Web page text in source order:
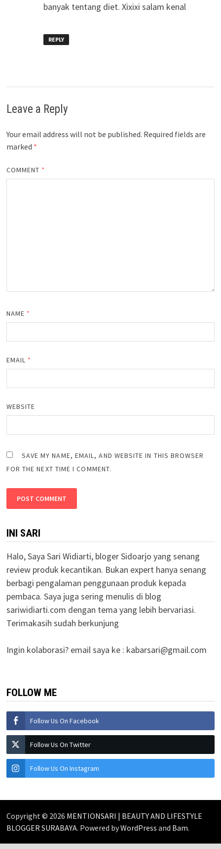
banyak tentang diet. Xixixi salam kenal
REPLY
Leave a Reply
Your email address will not be published. Required fields are
marked *
COMMENT *
NAME *
EMAIL *
WEBSITE
SAVE MY NAME, EMAIL, AND WEBSITE IN THIS BROWSER
FOR THE NEXT TIME I COMMENT.
INI SARI
Halo, Saya Sari Widiarti, bloger Sidoarjo yang senang
review produk kecantikan. Bukan expert hanya senang
berbagi pengalaman penggunaan produk kepada
pembaca. Saya juga sering menulis di blog
sariwidiarti.com dengan tema yang lebih bervariasi.
Terimakasih sudah berkunjung
Ingin kolaborasi? email saya ke : kabarsari@gmail.com
FOLLOW ME
Follow Us On Facebook
Follow Us On Twitter
Follow Us On Instagram
Copyright © 2026 MENTIONSARI | BEAUTY AND LIFESTYLE
BLOGGER SURABAYA. Powered byWordPress and Bam.